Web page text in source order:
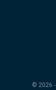
© 2026 -